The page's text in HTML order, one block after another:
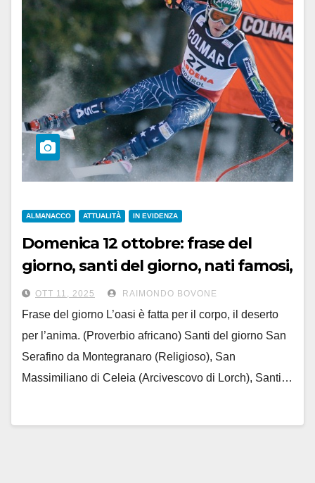
ALMANACCO ATTUALITÀ IN EVIDENZA
Domenica 12 ottobre: frase del
giorno, santi del giorno, nati famosi,
accadde oggi
OTT 11, 2025 RAIMONDO BOVONE
Frase del giorno L’oasi è fatta per il corpo, il deserto
per l’anima. (Proverbio africano) Santi del giorno San
Serafino da Montegranaro (Religioso), San
Massimiliano di Celeia (Arcivescovo di Lorch), Santi…